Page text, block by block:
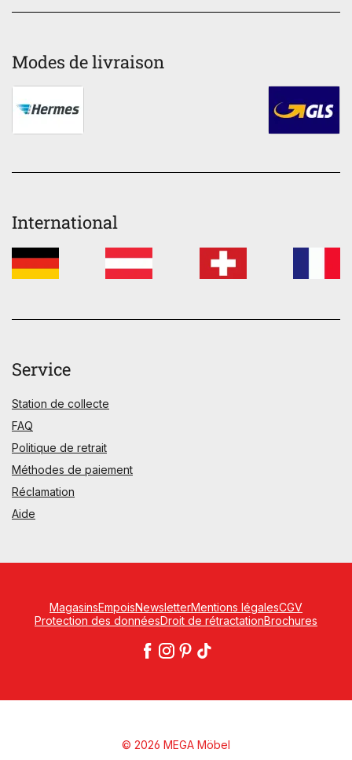
Modes de livraison
International
Service
Station de collecte
FAQ
Politique de retrait
Méthodes de paiement
Réclamation
Aide
MagasinsEmpoisNewsletterMentions légalesCGV
Protection des donnéesDroit de rétractationBrochures
© 2026 MEGA Möbel